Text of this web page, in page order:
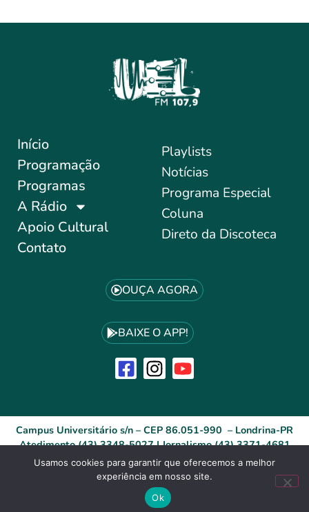
Início
Programação
Programas
A Rádio
Apoio Cultural
Contato
Playlists
Notícias
Programa Especial
Coluna
Direto da Discoteca
OUÇA AGORA
BAIXE O APP!
Campus Universitário s/n – CEP 86.051-990 – Londrina-PR
Atedimento (43) 3348-5027 | Jornalismo (43) 3371-4681
Desenvolvido por: ID Agência Digital®
Site Acessível (WCAG)
Usamos cookies para garantir que oferecemos a melhor
experiência em nosso site.
Ok